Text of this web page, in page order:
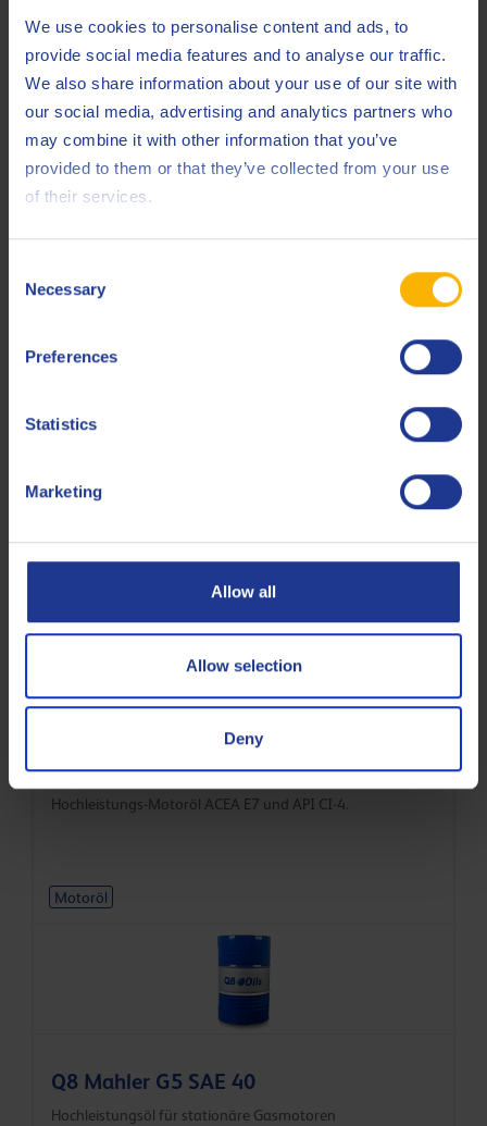
We use cookies to personalise content and ads, to
provide social media features and to analyse our traffic.
We also share information about your use of our site with
our social media, advertising and analytics partners who
may combine it with other information that you’ve
provided to them or that they’ve collected from your use
of their services.
Selection
Necessary
Preferences
Statistics
Marketing
Allow all
Allow selection
Deny
Ford M2C917-A
Dexos2
GM LL-A-025
GM LL-B-025
MB
MB
VAG
Verwandte Produkte
Q8 T 750 SAE 30
Hochleistungs-Motoröl ACEA E7 und API CI-4.
Motoröl
Q8 Mahler G5 SAE 40
Hochleistungsöl für stationäre Gasmotoren